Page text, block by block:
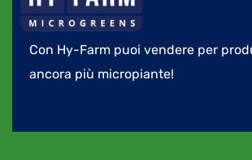
Con Hy-Farm puoi vendere per
ancora più micropiante!